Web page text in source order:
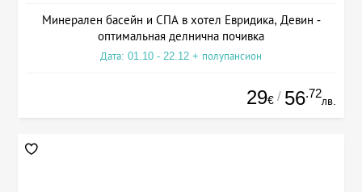
Минерален басейн и СПА в хотел Евридика, Девин -
оптимальная делнична почивка
Дата: 01.10 - 22.12 + полупансион
29€ / 56.72
лв.